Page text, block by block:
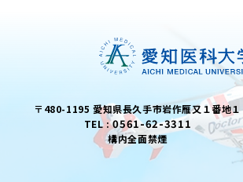
〒480-1195 愛知県長久手市岩作雁又１番地１
TEL :0561-62-3311
構内全面禁煙